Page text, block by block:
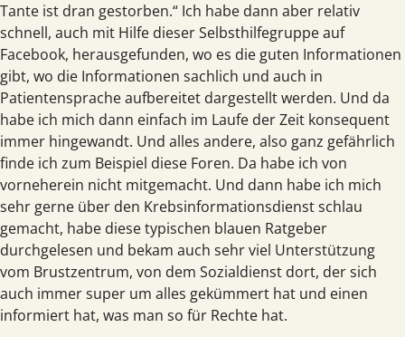
Tante ist dran gestorben.“ Ich habe dann aber relativ
schnell, auch mit Hilfe dieser Selbsthilfegruppe auf
Facebook, herausgefunden, wo es die guten Informationen
gibt, wo die Informationen sachlich und auch in
Patientensprache aufbereitet dargestellt werden. Und da
habe ich mich dann einfach im Laufe der Zeit konsequent
immer hingewandt. Und alles andere, also ganz gefährlich
finde ich zum Beispiel diese Foren. Da habe ich von
vorneherein nicht mitgemacht. Und dann habe ich mich
sehr gerne über den Krebsinformationsdienst schlau
gemacht, habe diese typischen blauen Ratgeber
durchgelesen und bekam auch sehr viel Unterstützung
vom Brustzentrum, von dem Sozialdienst dort, der sich
auch immer super um alles gekümmert hat und einen
informiert hat, was man so für Rechte hat.